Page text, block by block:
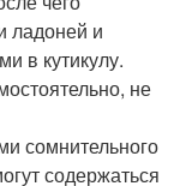
ладоней и
в кутикулу.
не
сомнительного
содержаться